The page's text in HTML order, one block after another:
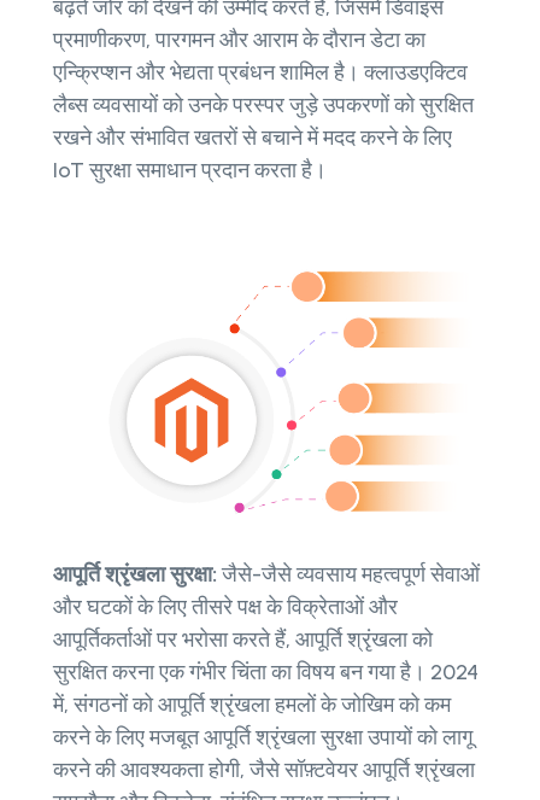
बढ़ते जोर को देखने की उम्मीद करते हैं, जिसमें डिवाइस
प्रमाणीकरण, पारगमन और आराम के दौरान डेटा का
एन्क्रिप्शन और भेद्यता प्रबंधन शामिल है। क्लाउडएक्टिव
लैब्स व्यवसायों को उनके परस्पर जुड़े उपकरणों को सुरक्षित
रखने और संभावित खतरों से बचाने में मदद करने के लिए
IoT सुरक्षा समाधान प्रदान करता है।
आपूर्ति श्रृंखला सुरक्षा:जैसे-जैसे व्यवसाय महत्वपूर्ण सेवाओं
और घटकों के लिए तीसरे पक्ष के विक्रेताओं और
आपूर्तिकर्ताओं पर भरोसा करते हैं, आपूर्ति श्रृंखला को
सुरक्षित करना एक गंभीर चिंता का विषय बन गया है। 2024
में, संगठनों को आपूर्ति श्रृंखला हमलों के जोखिम को कम
करने के लिए मजबूत आपूर्ति श्रृंखला सुरक्षा उपायों को लागू
करने की आवश्यकता होगी, जैसे सॉफ़्टवेयर आपूर्ति श्रृंखला